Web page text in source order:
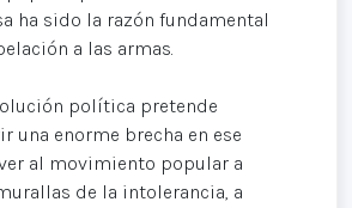
ha sido la razón fundamental
a las armas.
política pretende
una enorme brecha en ese
al movimiento popular a
de la intolerancia, a